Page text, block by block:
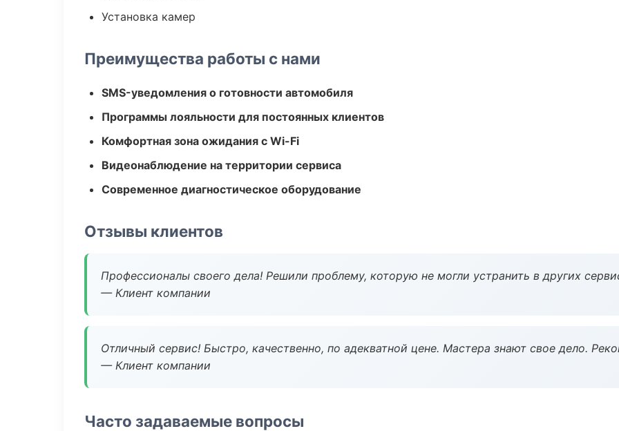
Установка камер
Преимущества работы с нами
SMS-уведомления о готовности автомобиля
Программы лояльности для постоянных клиентов
Комфортная зона ожидания с Wi-Fi
Видеонаблюдение на территории сервиса
Современное диагностическое оборудование
Отзывы клиентов
Профессионалы своего дела! Решили проблему, которую не могли устранить в других
— Клиент компании
Отличный сервис! Быстро, качественно, по адекватной цене. Мастера знают свое дело.
— Клиент компании
Часто задаваемые вопросы